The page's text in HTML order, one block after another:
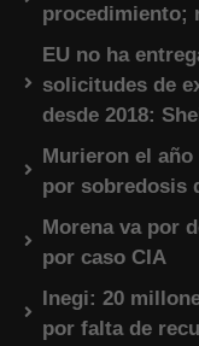
procedimiento;
EU no ha
solicitudes de
desde 2018:
Murieron el
por sobredosis
Morena va por
por caso CIA
Inegi: 20
por falta de